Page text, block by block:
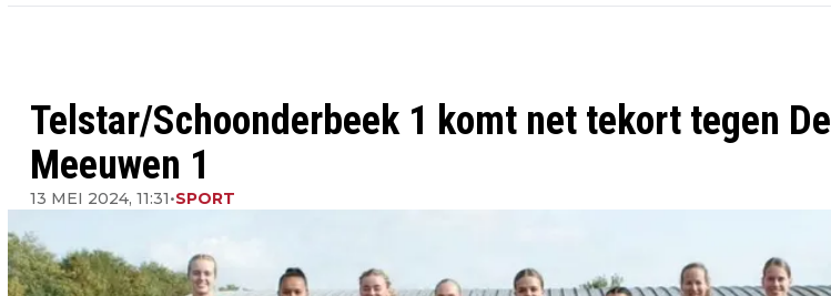
Telstar/Schoonderbeek 1 komt net tekort tegen De
Meeuwen 1
13 MEI 2024, 11:31•SPORT